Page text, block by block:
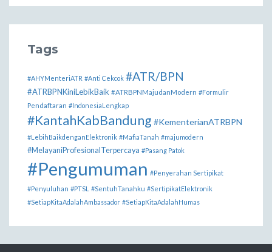
Tags
#AHYMenteriATR #Anti Cekcok #ATR/BPN
#ATRBPNKiniLebikBaik #ATRBPNMajudanModern #Formulir
Pendaftaran #IndonesiaLengkap
#KantahKabBandung #KementerianATRBPN
#LebihBaikdenganElektronik #MafiaTanah #majumodern
#MelayaniProfesionalTerpercaya #Pasang Patok
#Pengumuman #Penyerahan Sertipikat
#Penyuluhan #PTSL #SentuhTanahku #SertipikatElektronik
#SetiapKitaAdalahAmbassador #SetiapKitaAdalahHumas